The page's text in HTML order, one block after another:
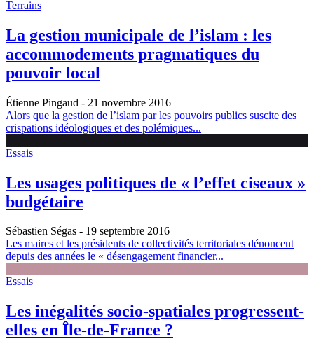
Terrains
La gestion municipale de l’islam : les
accommodements pragmatiques du
pouvoir local
Étienne Pingaud - 21 novembre 2016
Alors que la gestion de l’islam par les pouvoirs publics suscite des
crispations idéologiques et des polémiques...
Essais
Les usages politiques de « l’effet ciseaux »
budgétaire
Sébastien Ségas - 19 septembre 2016
Les maires et les présidents de collectivités territoriales dénoncent
depuis des années le « désengagement financier...
Essais
Les inégalités socio-spatiales progressent-
elles en Île-de-France ?